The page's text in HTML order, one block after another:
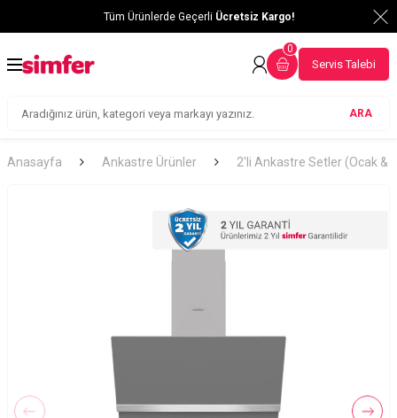
Tüm Ürünlerde Geçerli Ücretsiz Kargo!
ARA
0
Servis Talebi
Anasayfa Ankastre Ürünler 2'li Ankastre Setler (Ocak &